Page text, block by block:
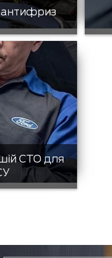
антифриз
СТО для